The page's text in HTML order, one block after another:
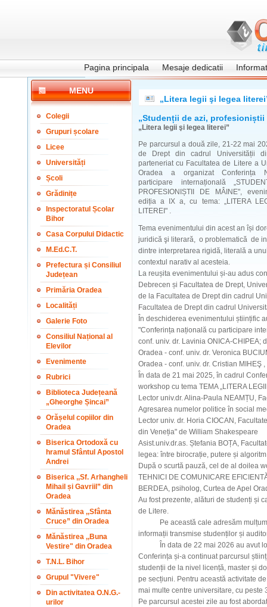
Pagina principala Mesaje dedicatii
MENU
Colegii
Grupuri școlare
Licee
Universități
Școli
Grădinițe
Inspectoratul Școlar
Bihor
Casa Corpului Didactic
M.Ed.C.T.
Prefectura și Consiliul
Județean
Primăria Oradea
Localități
Galerie Foto
Consiliul Național al
Elevilor
Evenimente
Rubrici
Biblioteca Județeană
„Gheorghe Șincai”
Orășelul copiilor din
Oradea
Biserica Ortodoxă cu
hramul Sfântul Apostol
Andrei
Biserica ,,Sf. Arhangheli
Mihail și Gavriil” din
Oradea
Mănăstirea ,,Sfânta
Cruce” din Oradea
Mănăstirea ,,Buna
Vestire" din Oradea
T.N.L. Bihor
Grupul "Vivere"
Din activitatea O.N.G.-
urilor
„Litera legii şi legea
„Studenții de azi, profesioniștii
„Litera legii şi legea literei”
Pe parcursul a două zile, 21-22 mai
de Drept din cadrul Universității
parteneriat cu Facultatea de Litere a
Oradea a organizat Conferința
participare internațională
PROFESIONIȘTII DE MÂINE",
ediția a IX a, cu tema: „LITERA
LITEREI" .
Tema evenimentului din acest an își
juridică şi literară, o problematică de
dintre interpretarea rigidă, literală a
contextul narativ al acesteia.
La reușita evenimentului și-au adus
Debrecen și Facultatea de Drept,
de la Facultatea de Drept din cadrul
Facultatea de Drept din cadrul
În deschiderea evenimentului științific
"Conferința națională cu participare
conf. univ. dr. Lavinia ONICA-CHIPEA;
Oradea - conf. univ. dr. Veronica
Oradea - conf. univ. dr. Cristian MIHEŞ
În data de 21 mai 2025, în cadrul
workshop cu tema TEMA „LITERA
Lector univ.dr. Alina-Paula NEAMȚU,
Agresarea numelor politice în social
Lector univ. dr. Horia CIOCAN,
din Veneția" de William Shakespeare
Asist.univ.dr.as. Ștefania BOȚA,
legea: între birocrație, putere și
După o scurtă pauză, cel de al doilea
TEHNICI DE COMUNICARE
BERDEA, psiholog, Curtea de Apel
Au fost prezente, alături de studenți și
de Litere.
Pe această cale adresăm
informații transmise studenților și
În data de 22 mai 2026 au avut loc
Conferința și-a continuat parcursul
studenții de la nivel licență, master și
pe secțiuni. Pentru această activitate
mai multe centre universitare, cu peste
Pe parcursul acestei zile au fost